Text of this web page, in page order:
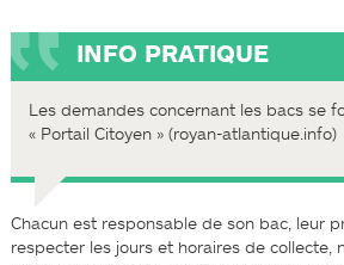
INFO PRATIQUE
Les demandes concernant les bacs se
« Portail Citoyen » (royan-atlantique.info)
Chacun est responsable de son bac, leur
respecter les jours et horaires de collecte,